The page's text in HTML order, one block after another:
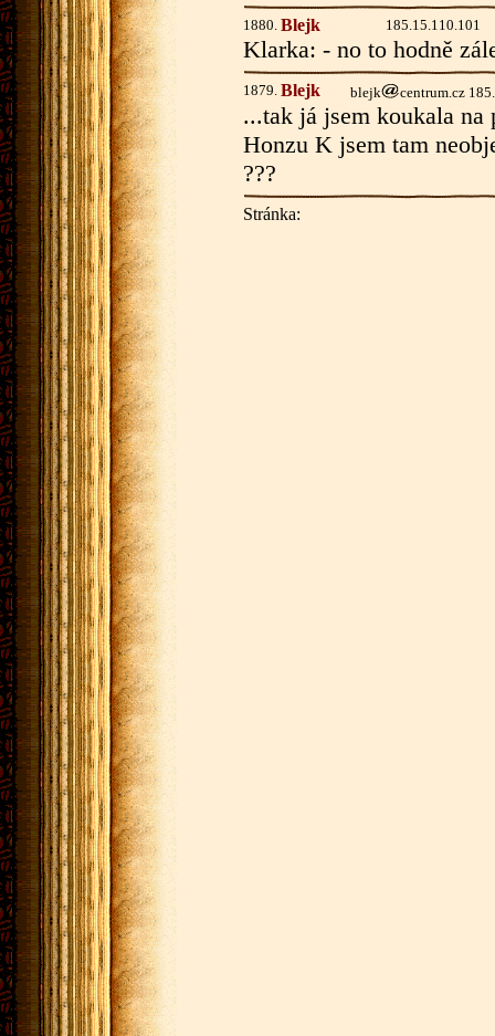
1880. Blejk 185.15.110.101
Klarka: - no to hodně
1879. Blejk blejk centrum.cz
...tak já jsem koukala na
Honzu K jsem tam
???
Stránka: